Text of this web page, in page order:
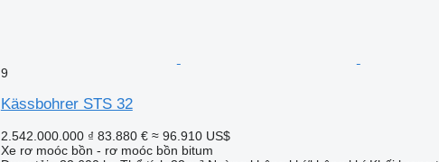
9
Kässbohrer STS 32
2.542.000.000 ₫ 83.880 € ≈ 96.910 US$
Xe rơ moóc bồn - rơ moóc bồn bitum